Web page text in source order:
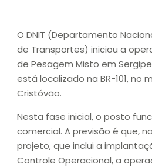
O DNIT (Departamento
de Transportes) iniciou a
de Pesagem Misto em
está localizado na BR-101, no
Cristóvão.
Nesta fase inicial, o posto
comercial. A previsão é que,
projeto, que inclui a
Controle Operacional, a